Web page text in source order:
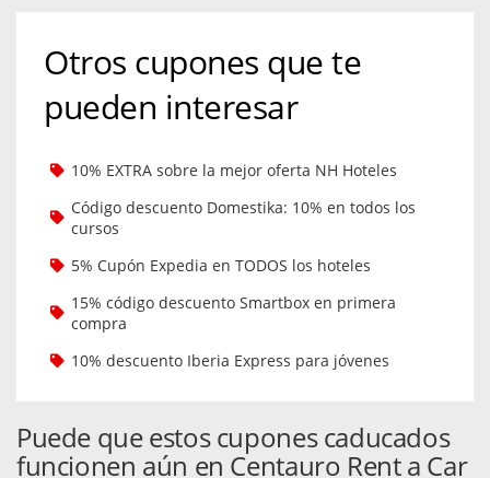
Otros cupones que te
pueden interesar
10% EXTRA sobre la mejor oferta NH Hoteles
Código descuento Domestika: 10% en todos los
cursos
5% Cupón Expedia en TODOS los hoteles
15% código descuento Smartbox en primera
compra
10% descuento Iberia Express para jóvenes
Puede que estos cupones caducados
funcionen aún en Centauro Rent a Car